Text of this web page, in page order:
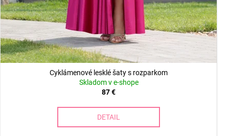
Cyklámenové lesklé šaty s rozparkom
Skladom v e-shope
87 €
DETAIL